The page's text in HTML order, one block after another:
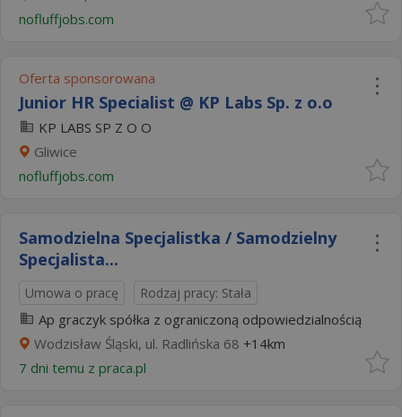
nofluffjobs.com
Oferta sponsorowana
Junior HR Specialist @ KP Labs Sp. z o.o
KP LABS SP Z O O
Gliwice
nofluffjobs.com
Samodzielna Specjalistka / Samodzielny
Specjalista...
Umowa o pracę Rodzaj pracy: Stała
Ap graczyk spółka z ograniczoną odpowiedzialnością
Wodzisław Śląski, ul. Radlińska 68 +14km
7 dni temu z praca.pl